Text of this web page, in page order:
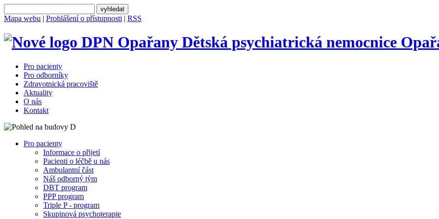
Mapa webu | Prohlášení o přístupnosti | RSS
Dětská psychiatrická nemocnice
Pro pacienty
Pro odborníky
Zdravotnická pracoviště
Aktuality
O nás
Kontakt
Pro pacienty
Informace o přijetí
Pacienti o léčbě u nás
Ambulantní část
Náš odborný tým
DBT program
PPP program
Triple P - program
Skupinová psychoterapie